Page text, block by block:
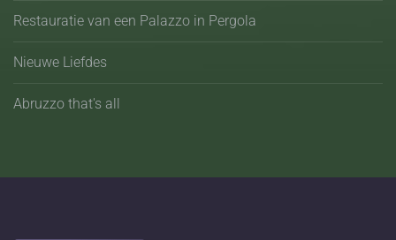
Restauratie van een Palazzo in Pergola
Nieuwe Liefdes
Abruzzo that's all